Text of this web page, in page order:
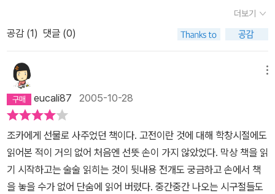
회 등을 통해 데이트를 하며 말초적인 것 이상의 지성을 꾀하는 새로
운 데이팅 것이다. 우리 고전에는 인텔리데이팅이 이미 하나의 풍속
읽으며 고대와 현대의 데이트를 비교해 보는 일도 흥미로울 듯하다.
며 땅을 치고 한숨을 쉴 수 밖에 없는 것이 오늘날의 정서이다. 운영전
의 무대는 바로 그 부당한 중세의 이데올로기 속에서도 어쩔 수 없는
본성에 따라 피어나는 애닯은 사랑의 현장이다. 운명적인 만남이 있
고 난 뒤 그 사랑의 당사자들은 금기와 욕망의 아슬아슬한 줄을 탈 수
밖에 없다. 지금이나 그때나 사랑이란... 불가항력적인 요소가 있는 법
이다.운영과 김진사가 두 사랑의 주인공이나, 안평과 궁녀 자란과 같
은 이들의 몫도 놓칠 수 없는 묘미가 있다. 게다가 초입에 유영이라는
선비를 등장시켜 운영과 김진사의 혼백으로 하여 그 애통한 사연을
풀어놓게 시키는 수법은 지금 봐도 새롭다. 말미에, 그 사연을 속절없
이 풀어놓고는 이승의 자취를 털고 천상으로 오르는 운영과 김진사의
사연을 유영이 다 듣고는 그들의 기록인 책을 거두었다는 이야기로
장 중요한 결단을 내릴 수가 없었다. 그들은 스스로의 운명을 거스를
준비를 하지 않았다. 만약 그들이 야반도주를 하여 새로운 삶을 찾는
명을 개척하는데 실패하였다. 이들의 사랑이 아름답다고 할 수도 있
겠지만, 나는 그들을 실패한 두 남녀로 볼 수도 있다는 느낌이 들었다.
당대의 위대한 시인 두 명의 사랑이, 결국 비극으로 끝난다는 것은 매
우 슬픈 일이었다. 손가락에 잘못 떨어진 먹물 한 방울이 두 남녀의 사
랑을 끝냈을지라도, 이들이 비록 춘향전에서처럼 재회하여 행복한 삶
을 맞이하진 못했을지라도 이들의 이야기는 영원히 전해질 것이다.
더보기
공감 (1) 댓글 (0)
eucali87 2005-10-28
조카에게 선물로 사주었던 책이다. 고전이란 것에 대해 학창시절에도
읽어본 적이 거의 없어 처음엔 선뜻 손이 가지 않았었다. 막상 책을 읽
기 시작하고는 술술 읽히는 것이 뒷내용 전개도 궁금하고 손에서 책
을 놓을 수가 없어 단숨에 읽어 버렸다. 중간중간 나오는 시구절들도